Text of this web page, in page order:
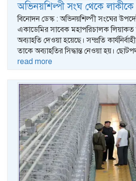
অভিনয়শিল্পী সংঘ থেকে লাকীকে
বিনোদন ডেস্ক : অভিনয়শিল্পী সংঘের
একাডেমির সাবেক মহাপরিচালক
অব্যাহতি দেওয়া হয়েছে। সম্প্রতি
তাকে অব্যাহতির সিদ্ধান্ত নেওয়া হয়।
read more